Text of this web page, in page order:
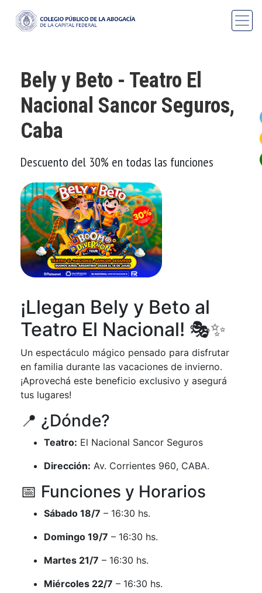
Bely y Beto - Teatro El
Nacional Sancor Seguros,
Caba
Descuento del 30% en todas las funciones
¡Llegan Bely y Beto al
Teatro El Nacional! 🎭✨
Un espectáculo mágico pensado para disfrutar
en familia durante las vacaciones de invierno.
¡Aprovechá este beneficio exclusivo y asegurá
tus lugares!
📍 ¿Dónde?
Teatro: El Nacional Sancor Seguros
Dirección: Av. Corrientes 960, CABA.
📅 Funciones y Horarios
Sábado 18/7 – 16:30 hs.
Domingo 19/7 – 16:30 hs.
Martes 21/7 – 16:30 hs.
Miércoles 22/7 – 16:30 hs.